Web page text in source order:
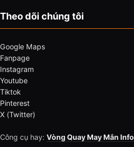
Theo dõi chúng tôi
Google Maps
Fanpage
Instagram
Youtube
Tiktok
Pinterest
X (Twitter)
Công cụ hay: Vòng Quay May Mắn Info